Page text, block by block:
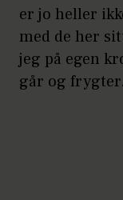
er jo heller
med de her
jeg på egen
går og frygter.